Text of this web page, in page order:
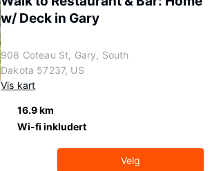
w/ Deck in Gary
908 Coteau St, Gary, South
Dakota 57237, US
Vis kart
16.9 km
Wi-fi inkludert
Velg